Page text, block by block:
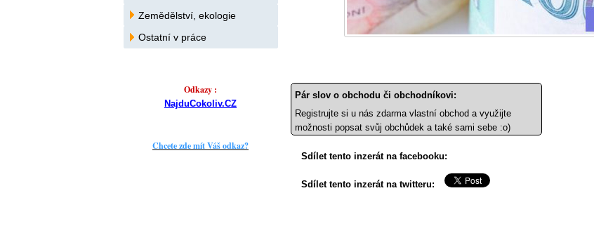
Pár slov o obchodu či obchodníkovi:
Registrujte si u nás zdarma vlastní obchod a využijte
možnosti popsat svůj obchůdek a také sami sebe :o)
Sdílet tento inzerát na facebooku:
Sdílet tento inzerát na twitteru:
Zemědělství, ekologie
Ostatní v práce
Odkazy :
NajduCokoliv.CZ
Chcete zde mít Váš odkaz?